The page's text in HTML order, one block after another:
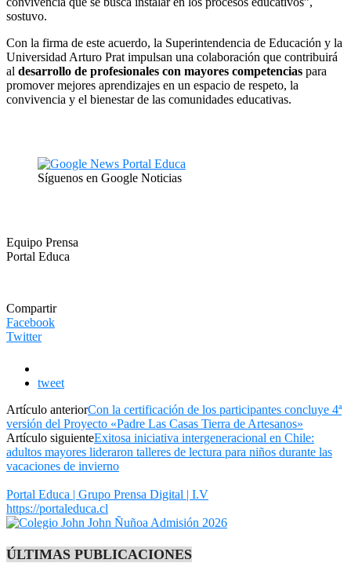
sostuvo.
Con la firma de este acuerdo, la Superintendencia de Educación y la
Universidad Arturo Prat impulsan una colaboración que contribuirá
al desarrollo de profesionales con mayores competencias para
promover mejores aprendizajes en un espacio de respeto, la
convivencia y el bienestar de las comunidades educativas.
Síguenos en Google Noticias
Equipo Prensa
Portal Educa
Compartir
Facebook
Twitter
tweet
Artículo anteriorCon la certificación de los participantes concluye 4ª
versión del Proyecto «Padre Las Casas Tierra de Artesanos»
Artículo siguienteExitosa iniciativa intergeneracional en Chile:
adultos mayores lideraron talleres de lectura para niños durante las
vacaciones de invierno
Portal Educa | Grupo Prensa Digital | I.V
https://portaleduca.cl
ÚLTIMAS PUBLICACIONES